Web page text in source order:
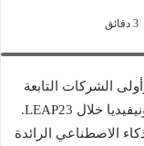
لتكنولوجيا السحابة لمنطقة الشرق الأوسط وأفريقيا لدى Oracle؛ جوزيف برادلي، الرئيس
الشركات التابعة
ونيفيديا خلال LEAP23.
الاصطناعي الرائدة